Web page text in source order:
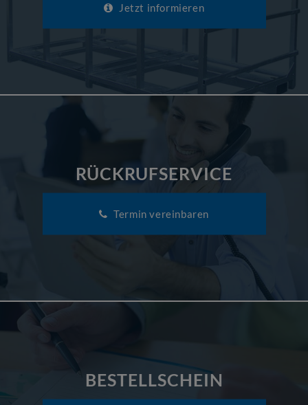
Jetzt informieren
RÜCKRUFSERVICE
Termin vereinbaren
BESTELLSCHEIN